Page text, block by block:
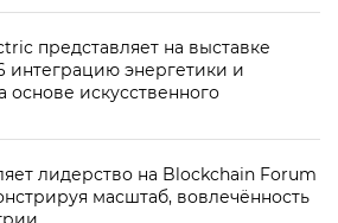
представляет на выставке
интеграцию энергетики и
искусственного
лидерство на Blockchain Forum
масштаб, вовлечённость